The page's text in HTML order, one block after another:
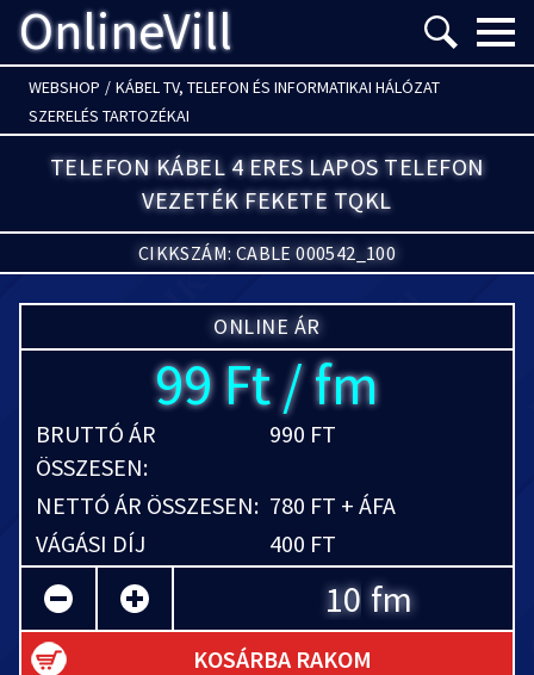
OnlineVill Menü
WEBSHOP / KÁBEL TV, TELEFON ÉS INFORMATIKAI HÁLÓZAT
SZERELÉS TARTOZÉKAI
TELEFON KÁBEL 4 ERES LAPOS TELEFON
VEZETÉK FEKETE TQKL
CIKKSZÁM: CABLE 000542_100
ONLINE ÁR
99 Ft / fm
BRUTTÓ ÁR
ÖSSZESEN:
990 FT
NETTÓ ÁR ÖSSZESEN: 780 FT + ÁFA
VÁGÁSI DÍJ
400 FT
fm
KOSÁRBA RAKOM